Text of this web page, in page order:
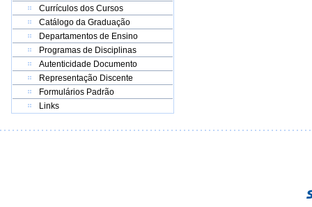
Currículos dos Cursos
Catálogo da Graduação
Departamentos de Ensino
Programas de Disciplinas
Autenticidade Documento
Representação Discente
Formulários Padrão
Links